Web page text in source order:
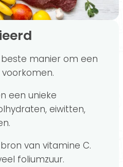
manier om een
een unieke
eiwitten,
van vitamine C.
foliumzuur.